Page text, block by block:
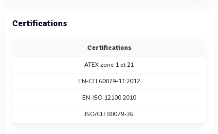
Certifications
Certifications
ATEX zone 1 et 21
EN-CEI 60079-11:2012
EN-ISO 12100:2010
ISO/CEI 80079-36